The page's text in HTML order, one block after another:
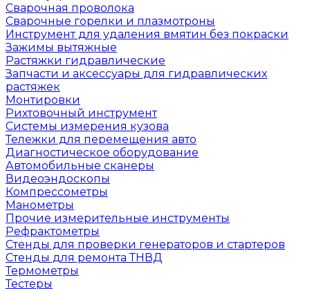
Сварочная проволока
Сварочные горелки и плазмотроны
Инструмент для удаления вмятин без покраски
Зажимы вытяжные
Растяжки гидравлические
Запчасти и аксессуары для гидравлических
растяжек
Монтировки
Рихтовочный инструмент
Системы измерения кузова
Тележки для перемещения авто
Диагностическое оборудование
Автомобильные сканеры
Видеоэндоскопы
Компрессометры
Манометры
Прочие измерительные инструменты
Рефрактометры
Стенды для проверки генераторов и стартеров
Стенды для ремонта ТНВД
Термометры
Тестеры